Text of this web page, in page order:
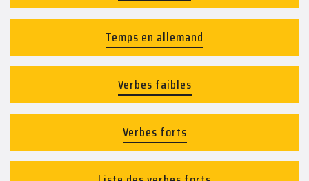
Temps en allemand
Verbes faibles
Verbes forts